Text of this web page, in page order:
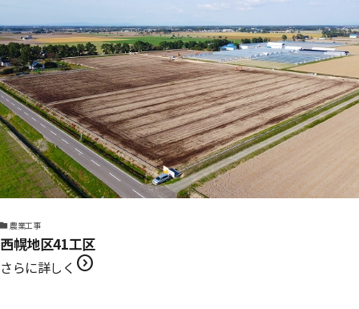
農業工事
西幌地区41工区
さらに詳しく expand_circle_right